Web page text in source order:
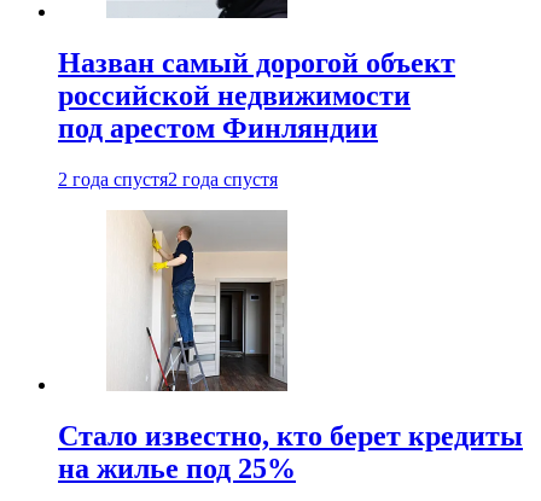
Назван самый дорогой объект
российской недвижимости
под арестом Финляндии
2 года спустя2 года спустя
Стало известно, кто берет кредиты
на жилье под 25%